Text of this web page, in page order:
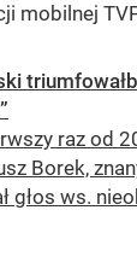
mobilnej
raz od
Borek,
głos ws.